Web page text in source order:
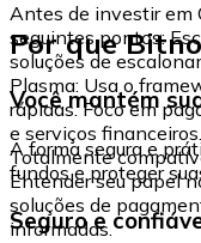
Antes de investir em
seguintes pontos:
soluções de
Plasma: Usa o
rápidas. Foco em
e serviços
Totalmente
Entender seu papel
soluções de
informadas.
Por que
Você mantém
A forma segura e
fundos e proteger
Seguro e